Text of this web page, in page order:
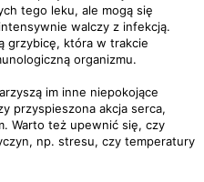
tego leku, ale mogą się
walczy z infekcją.
grzybicę, która w trakcie
organizmu.
im inne niepokojące
przyspieszona akcja serca,
Warto też upewnić się, czy
np. stresu, czy temperatury